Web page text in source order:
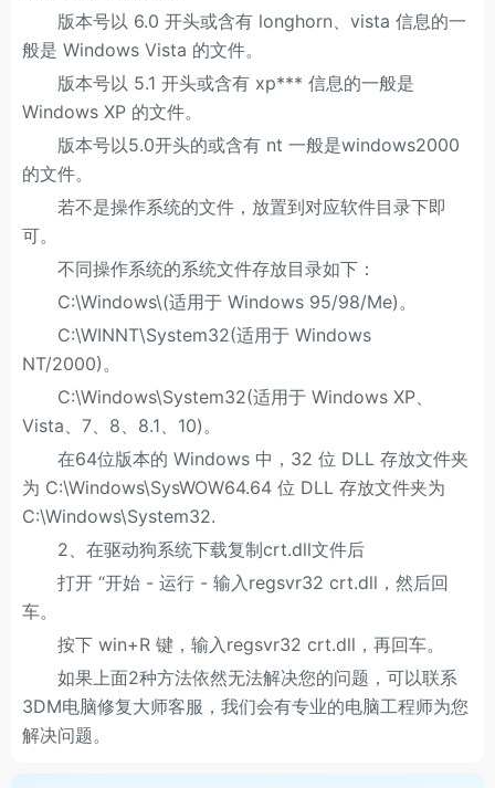
版本号以 6.0 开头或含有 longhorn、vista 信息的一
般是 Windows Vista 的文件。
版本号以 5.1 开头或含有 xp*** 信息的一般是
Windows XP 的文件。
版本号以5.0开头的或含有 nt 一般是windows2000
的文件。
若不是操作系统的文件，放置到对应软件目录下即
可。
不同操作系统的系统文件存放目录如下：
C:\Windows\(适用于 Windows 95/98/Me)。
C:\WINNT\System32(适用于 Windows
NT/2000)。
C:\Windows\System32(适用于 Windows XP、
Vista、7、8、8.1、10)。
在64位版本的 Windows 中，32 位 DLL 存放文件夹
为 C:\Windows\SysWOW64.64 位 DLL 存放文件夹为
C:\Windows\System32.
2、在驱动狗系统下载复制crt.dll文件后
打开 “开始 - 运行 - 输入regsvr32 crt.dll，然后回
车。
按下 win+R 键，输入regsvr32 crt.dll，再回车。
如果上面2种方法依然无法解决您的问题，可以联系
3DM电脑修复大师客服，我们会有专业的电脑工程师为您
解决问题。